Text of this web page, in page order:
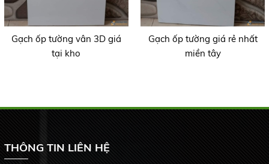
Gạch ốp tường vân 3D giá
tại kho
Gạch ốp tường giá rẻ nhất
miền tây
THÔNG TIN LIÊN HỆ